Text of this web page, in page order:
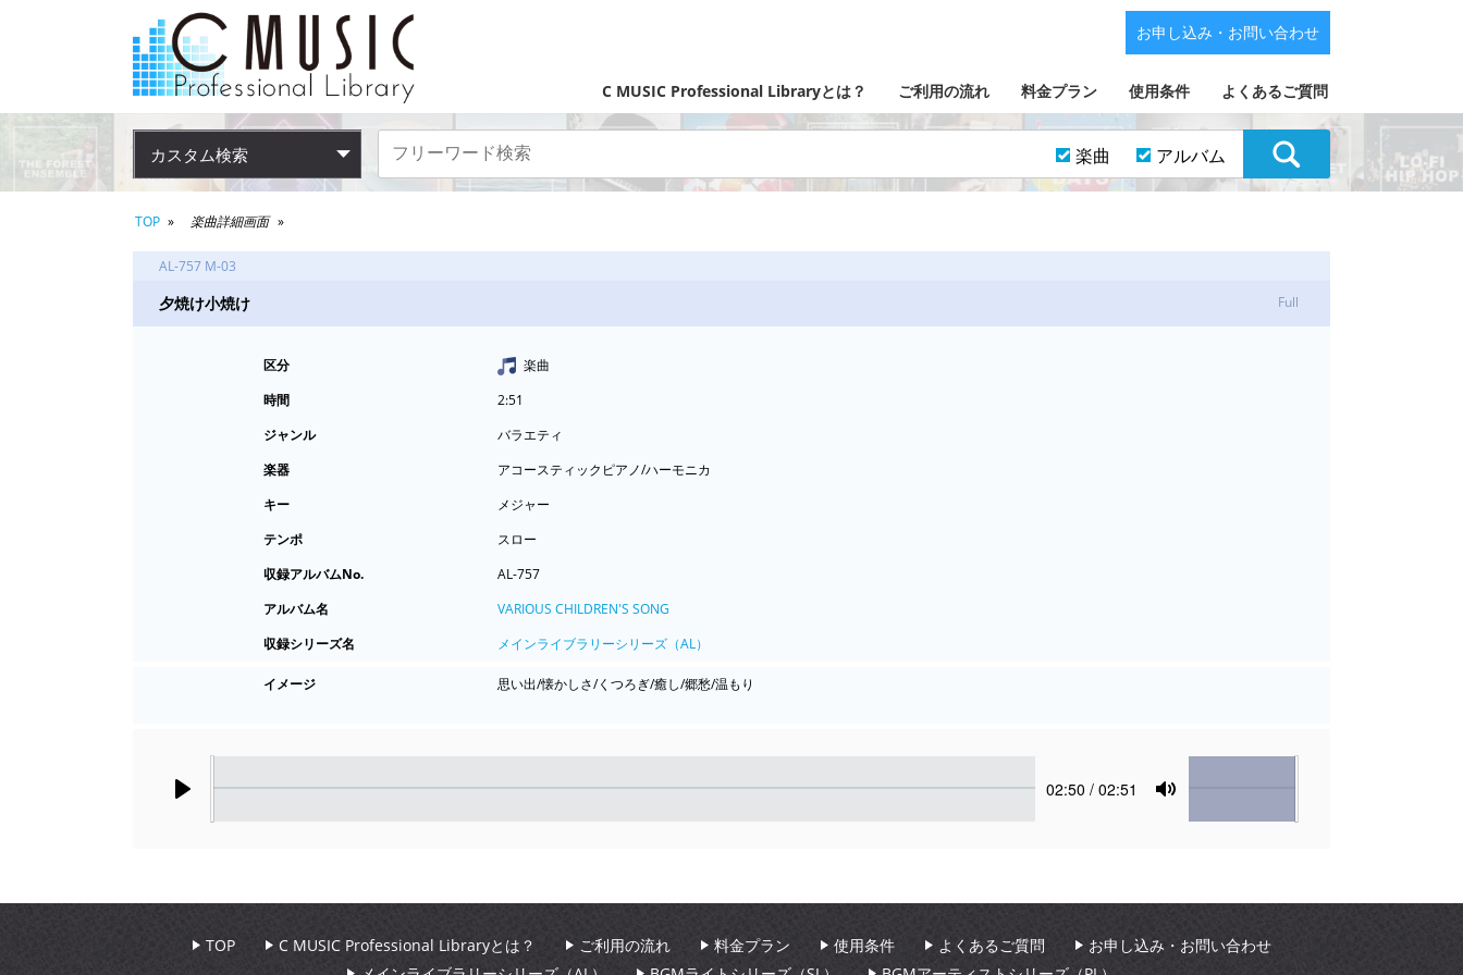
C MUSIC Professional Libraryとは？ ご利用の流れ 料金プラン 使用条件 よくあるご質問
お申し込み・お問い合わせ
カスタム検索 楽曲 アルバム
TOP 楽曲詳細画面
AL-757 M-03
夕焼け小焼け Full
区分
楽曲
時間
2:51
ジャンル
バラエティ
楽器
アコースティックピアノ/ハーモニカ
キー
メジャー
テンポ
スロー
収録アルバムNo.
AL-757
アルバム名
VARIOUS CHILDREN'S SONG
収録シリーズ名
メインライブラリーシリーズ（AL）
イメージ 思い出/懐かしさ/くつろぎ/癒し/郷愁/温もり
Current
02:50 / 02:51
Mute
Volume
TOP C MUSIC Professional Libraryとは？ ご利用の流れ 料金プラン 使用条件 よくあるご質問
お申し込み・お問い合わせ